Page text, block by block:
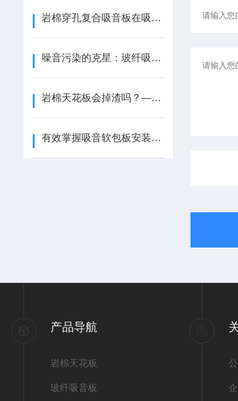
岩棉穿孔复合吸音板在吸音性能和装饰效果方面都具备出色的表现
噪音污染的克星：玻纤吸音垂片改善环境声学质量
岩棉天花板会掉渣吗？——探索室内吊顶的安全性与维护
有效掌握吸音软包板安装方法提升室内声学效果
产品导航
岩棉天花板
玻纤吸音板